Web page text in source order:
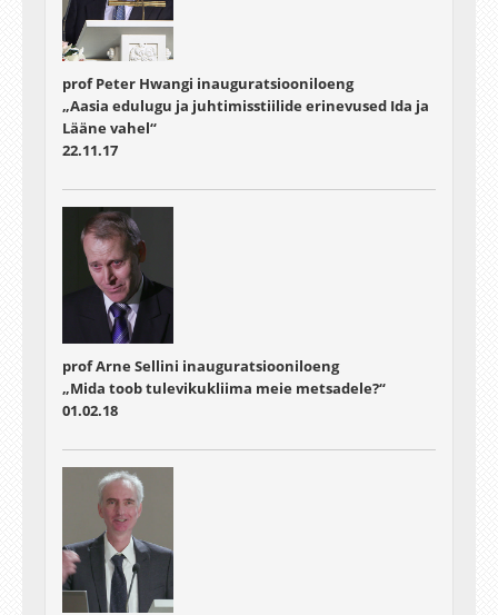
prof Peter Hwangi inauguratsiooniloeng
„Aasia edulugu ja juhtimisstiilide erinevused Ida ja
Lääne vahel“
22.11.17
prof Arne Sellini inauguratsiooniloeng
„Mida toob tulevikukliima meie metsadele?“
01.02.18